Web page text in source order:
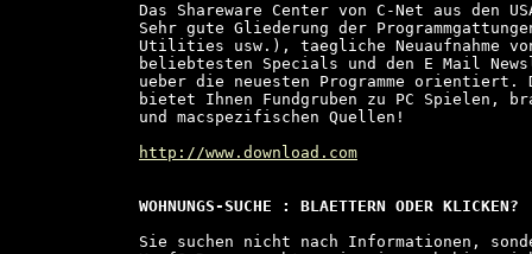
Das Shareware Center von C-Net aus den
Sehr gute Gliederung der
Utilities usw.), taegliche Neuaufnahme
beliebtesten Specials und den E Mail
ueber die neuesten Programme
bietet Ihnen Fundgruben zu PC Spielen,
und macspezifischen Quellen!
http://www.download.com
WOHNUNGS-SUCHE : BLAETTERN ODER KLICKEN?
Sie suchen nicht nach Informationen,